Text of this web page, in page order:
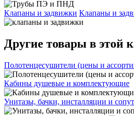
Клапаны и задвижки Клапаны и
Другие товары в этой
Полотенцесушители (цены и
Кабины душевые и комплектующие
Унитазы, бачки, инсталляции и